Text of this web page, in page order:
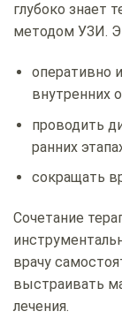
глубоко знает
методом УЗИ.
оперативно
внутренних
проводить
ранних
сокращать
Сочетание
врачу
выстраивать
лечения.